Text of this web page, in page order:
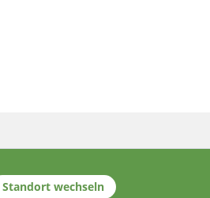
Standort wechseln